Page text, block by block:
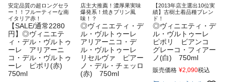
安定品質の超ロングセラ
ー！！フルーティーな南
イタリア赤！
【SALE/通常2280
円】◎ヴィニエテ
ィ・デル・ヴルトゥ
ーレ アリアーニ
コ・デル・ヴルトゥ
ーレ ピポリ(赤)
750ml
店主大推薦！濃厚果実味
爆発系！焼きプリン風
味！？
◎ヴィニエティ・デ
ル・ヴルトゥーレ
アリアーニコ・デ
ル・ヴルトゥーレ
リセルヴァ ピアー
ノ・デル・チェッロ
(赤) 750ml
【2013年店主選出10位実
績】古樹土着品種ブレン
ド！
◎ヴィニエティ・デ
ル・ヴルトゥーレ
ピポリ ビアンコ
グレーコ・フィアー
ノ(白) 750ml
販売価格 ¥2,090税込